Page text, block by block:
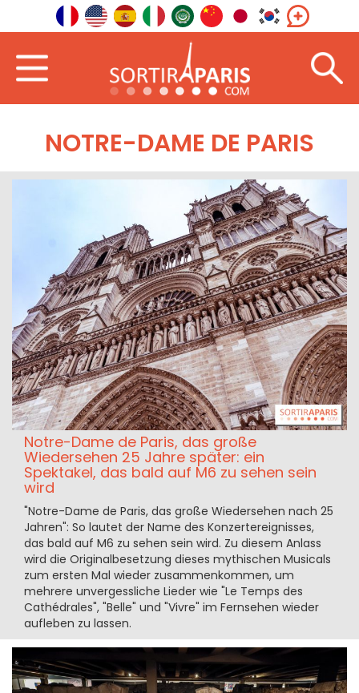
NOTRE-DAME DE PARIS
Notre-Dame de Paris, das große
Wiedersehen 25 Jahre später: ein
Spektakel, das bald auf M6 zu sehen sein
wird
"Notre-Dame de Paris, das große Wiedersehen nach 25
Jahren": So lautet der Name des Konzertereignisses,
das bald auf M6 zu sehen sein wird. Zu diesem Anlass
wird die Originalbesetzung dieses mythischen Musicals
zum ersten Mal wieder zusammenkommen, um
mehrere unvergessliche Lieder wie "Le Temps des
Cathédrales", "Belle" und "Vivre" im Fernsehen wieder
aufleben zu lassen.